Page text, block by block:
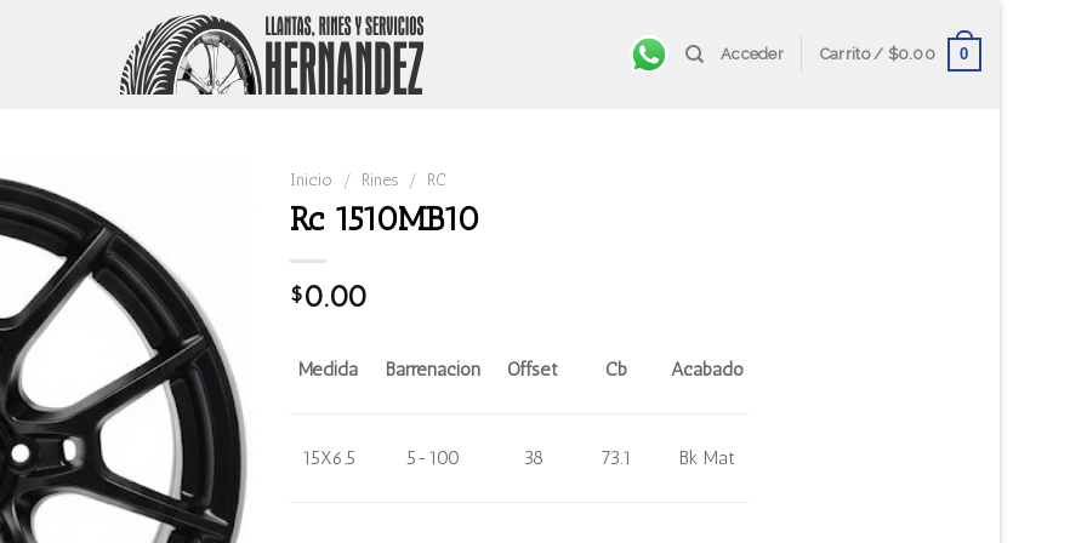
Acceder Carrito / $0.00 0
Inicio / Rines / RC
Rc 1510MB10
$0.00
Medida Barrenación Offset Cb Acabado
15X6.5 5-100 38 73.1 Bk Mat